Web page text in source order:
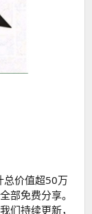
总价值超50万
部免费分享。
们持续更新，